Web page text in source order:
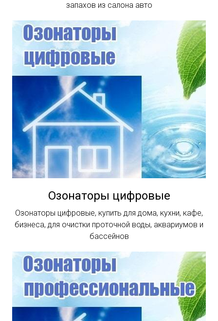
запахов из салона авто
Озонаторы цифровые
Озонаторы цифровые, купить для дома, кухни, кафе,
бизнеса, для очистки проточной воды, аквариумов и
бассейнов